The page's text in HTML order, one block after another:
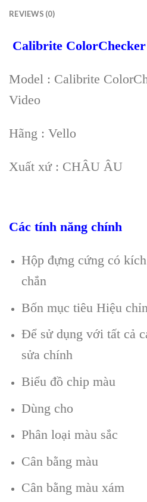
REVIEWS (0)
Calibrite
Model : Calibrite
Video
Hãng : Vello
Xuất xứ : CHÂU ÂU
Các tính năng chính
Hộp đựng cứng có
chắn
Bốn mục tiêu Hiệu
Để sử dụng với tất cả
sửa chính
Biểu đồ chip màu
Dùng cho
Phân loại màu sắc
Cân bằng màu
Cân bằng màu xám